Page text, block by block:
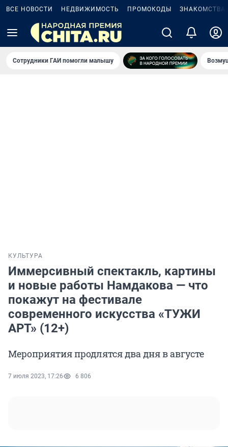
ВСЕ НОВОСТИ НЕДВИЖИМОСТЬ ПРОМОКОДЫ ЗНАКОМСТВА
Сотрудники ГАИ помогли малышу
КУЛЬТУРА
Иммерсивный спектакль, картины
и новые работы Намдакова — что
покажут на фестивале
современного искусства «ТУЖИ
АРТ» (12+)
Мероприятия продлятся два дня в августе
7 июля 2023, 17:26 6 806